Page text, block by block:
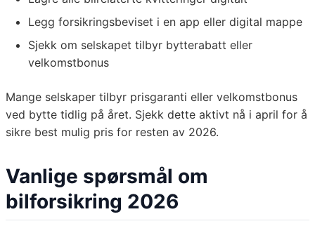
Legg forsikringsbeviset i en app eller digital mappe
Sjekk om selskapet tilbyr bytterabatt eller
velkomstbonus
Mange selskaper tilbyr prisgaranti eller velkomstbonus
ved bytte tidlig på året. Sjekk dette aktivt nå i april for å
sikre best mulig pris for resten av 2026.
Vanlige spørsmål om
bilforsikring 2026